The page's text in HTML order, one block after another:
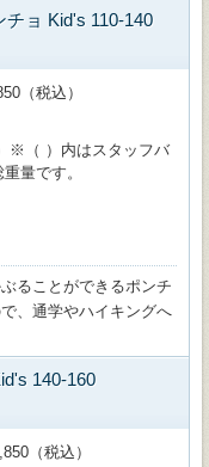
ョ Kid's 110-140
（税込）
※（ ）内はスタッフバ
量です。
ることができるポンチ
、通学やハイキングへ
140-160
（税込）